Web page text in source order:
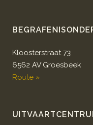
Kloosterstraat 73
6562 AV Groesbeek
Route »